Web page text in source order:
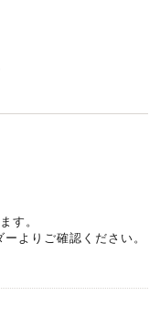
す。
よりご確認ください。